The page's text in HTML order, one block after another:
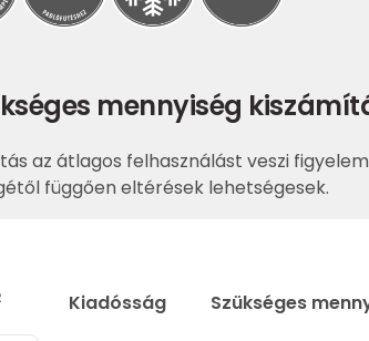
mennyiség
az átlagos felhasználást veszi
függően eltérések lehetségesek.
Kiadósság Szükséges